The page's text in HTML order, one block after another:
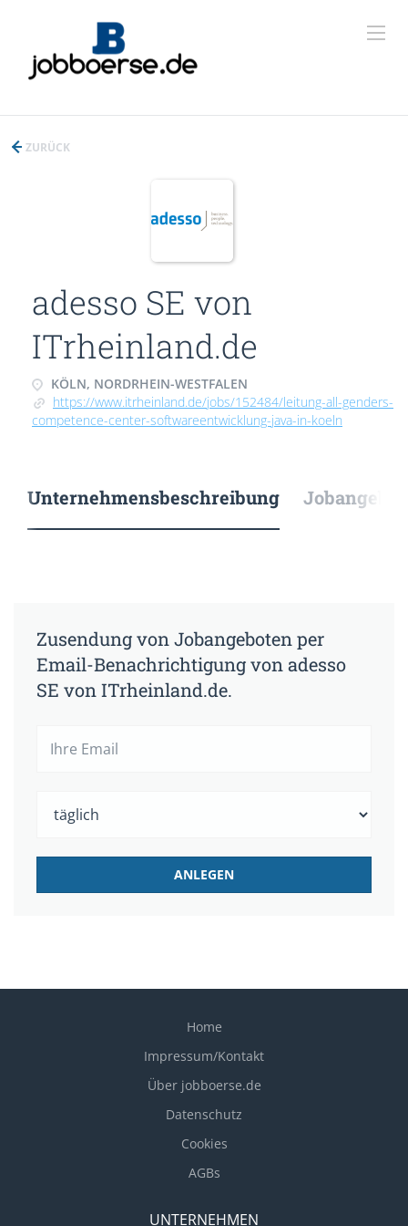
ZURÜCK
adesso SE von
ITrheinland.de
KÖLN, NORDRHEIN-WESTFALEN
https://www.itrheinland.de/jobs/152484/leitung-all-genders-
competence-center-softwareentwicklung-java-in-koeln
Unternehmensbeschreibung
Zusendung von Jobangeboten per
Email-Benachrichtigung von adesso
SE von ITrheinland.de.
Home
Impressum/Kontakt
Über jobboerse.de
Datenschutz
Cookies
AGBs
UNTERNEHMEN